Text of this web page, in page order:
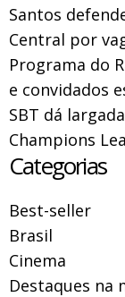
Santos
Central por
Programa do
e convidados
SBT dá
Champions
Categorias
Best-seller
Brasil
Cinema
Destaques na